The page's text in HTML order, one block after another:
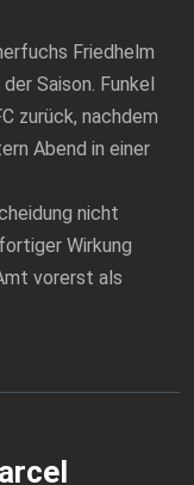
Friedhelm
Saison. Funkel
zurück, nachdem
Abend in einer
nicht
Wirkung
vorerst als